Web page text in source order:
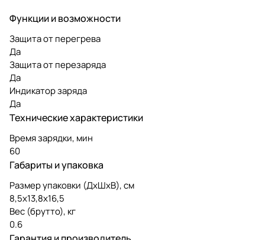
Функции и возможности
Защита от перегрева
Да
Защита от перезаряда
Да
Индикатор заряда
Да
Технические характеристики
Время зарядки, мин
60
Габариты и упаковка
Размер упаковки (ДxШxВ), см
8,5х13,8х16,5
Вес (брутто), кг
0.6